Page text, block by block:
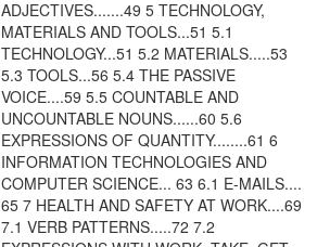
ADJECTIVES.......49 5 TECHNOLOGY,
MATERIALS AND TOOLS...51 5.1
TECHNOLOGY...51 5.2 MATERIALS.....53
5.3 TOOLS...56 5.4 THE PASSIVE
VOICE....59 5.5 COUNTABLE AND
UNCOUNTABLE NOUNS......60 5.6
EXPRESSIONS OF QUANTITY........61 6
INFORMATION TECHNOLOGIES AND
COMPUTER SCIENCE... 63 6.1 E-MAILS....
65 7 HEALTH AND SAFETY AT WORK....69
7.1 VERB PATTERNS.....72 7.2